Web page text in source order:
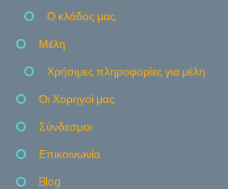
Ο κλάδος μας
Μέλη
Χρήσιμες πληροφορίες για μέλη
Οι Χορηγοί μας
Σύνδεσμοι
Επικοινωνία
Blog